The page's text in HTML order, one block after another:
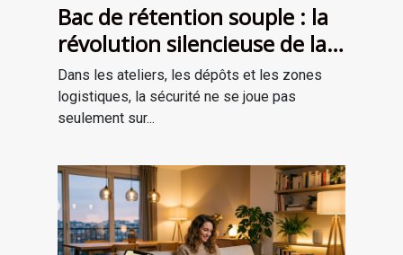
Bac de rétention souple : la
révolution silencieuse de la
sécurité industrielle
Dans les ateliers, les dépôts et les zones
logistiques, la sécurité ne se joue pas
seulement sur...